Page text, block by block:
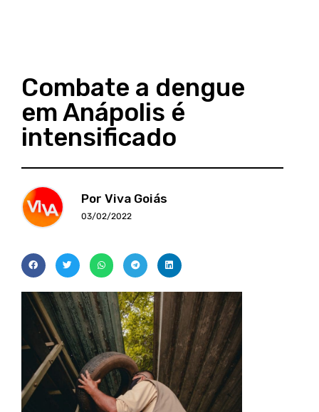
Combate a dengue
em Anápolis é
intensificado
Por Viva Goiás
03/02/2022